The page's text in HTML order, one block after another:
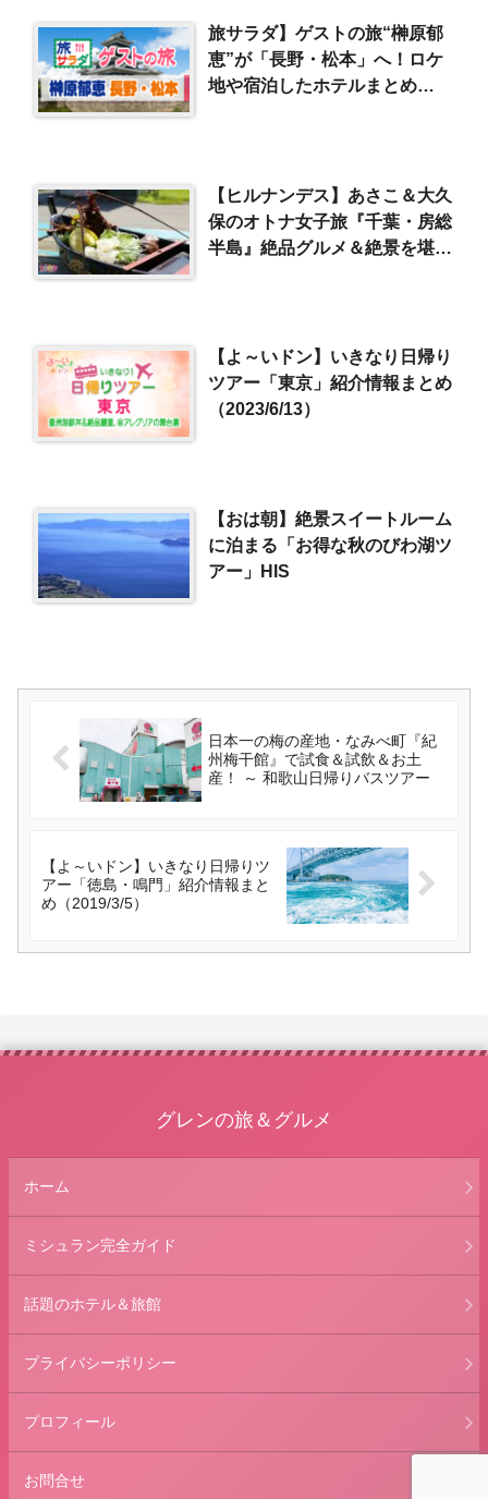
旅サラダ】ゲストの旅“榊原郁
恵”が「長野・松本」へ！ロケ
地や宿泊したホテルまとめ
【ヒルナンデス】あさこ＆大久
保のオトナ女子旅『千葉・房総
半島』絶品グルメ＆絶景を堪
【よ～いドン】いきなり日帰り
ツアー「東京」紹介情報まとめ
（2023/6/13）
【おは朝】絶景スイートルーム
に泊まる「お得な秋のびわ湖ツ
アー」HIS
日本一の梅の産地・なみべ町『紀
州梅干館』で試食＆試飲＆お土
産！ ～ 和歌山日帰りバスツアー
【よ～いドン】いきなり日帰りツ
アー「徳島・鳴門」紹介情報まと
め（2019/3/5）
グレンの旅＆グルメ
ホーム
ミシュラン完全ガイド
話題のホテル＆旅館
プライバシーポリシー
プロフィール
お問合せ